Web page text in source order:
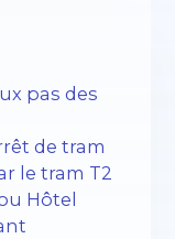
pas des
de tram
le tram T2
Hôtel